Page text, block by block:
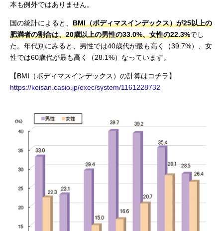
本も例外ではありません。
国の統計によると、 BMI（ボディマスインデックス）が25以上の
肥満者の割合は、20歳以上の男性の33.0%、女性の22.3%でし
た。年代別にみると、男性では40歳代が最も高く（39.7%）、女
性では60歳代が最も高く（28.1%）なっています。
【BMI（ボディマスインデックス）の計算はコチラ】
https://keisan.casio.jp/exec/system/1161228732